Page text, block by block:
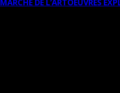
MARCHÉ DE L’ARTOEUVRES